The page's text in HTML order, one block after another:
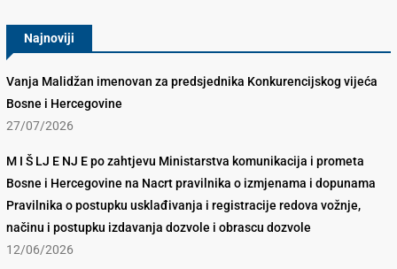
Najnoviji
Vanja Malidžan imenovan za predsjednika Konkurencijskog vijeća
Bosne i Hercegovine
27/07/2026
M I Š LJ E NJ E po zahtjevu Ministarstva komunikacija i prometa
Bosne i Hercegovine na Nacrt pravilnika o izmjenama i dopunama
Pravilnika o postupku usklađivanja i registracije redova vožnje,
načinu i postupku izdavanja dozvole i obrascu dozvole
12/06/2026